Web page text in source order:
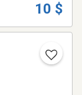
10 $